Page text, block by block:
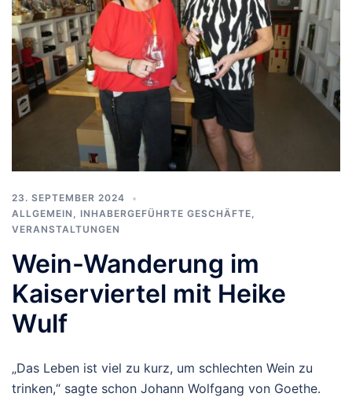
23. SEPTEMBER 2024
ALLGEMEIN
INHABERGEFÜHRTE GESCHÄFTE
VERANSTALTUNGEN
Wein-Wanderung im
Kaiserviertel mit Heike
Wulf
„Das Leben ist viel zu kurz, um schlechten Wein zu
trinken,“ sagte schon Johann Wolfgang von Goethe.